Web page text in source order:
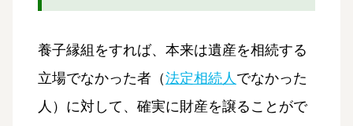
養子縁組をすれば、本来は遺産を相続する
立場でなかった者（法定相続人 でなかった
人）に対して、確実に財産を譲ることがで